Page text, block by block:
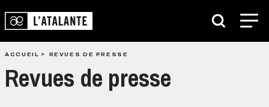
ACCUEIL REVUES DE PRESSE
Revues de presse